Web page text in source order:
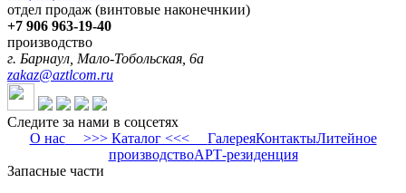
отдел продаж (винтовые наконечнкии)
+7 906 963-19-40
производство
г. Барнаул, Мало-Тобольская, 6а
zakaz@aztlcom.ru
Следите за нами в соцсетях
О нас>>> Каталог <<< ГалереяКонтактыЛитейное
производствоАРТ-резиденция
Запасные части